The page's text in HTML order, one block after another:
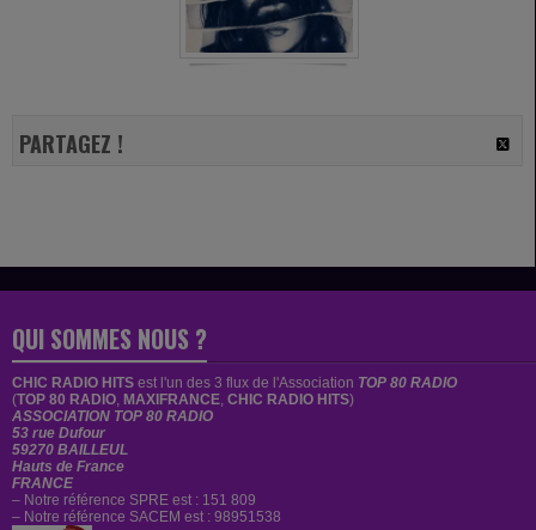
PARTAGEZ !
QUI SOMMES NOUS ?
CHIC RADIO HITS est l'un des 3 flux de l'Association TOP 80 RADIO
(TOP 80 RADIO, MAXIFRANCE, CHIC RADIO HITS)
ASSOCIATION TOP 80 RADIO
53 rue Dufour
59270 BAILLEUL
Hauts de France
FRANCE
– Notre référence SPRE est : 151 809
– Notre référence SACEM est : 98951538